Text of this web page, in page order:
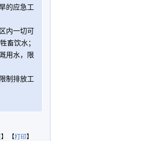
的应急工
内一切可
畜饮水；
用水，限
制排放工
】 【打印】